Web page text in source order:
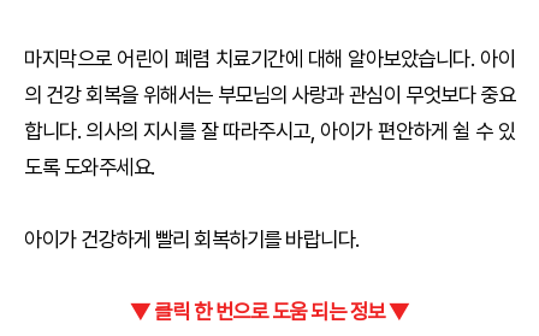
마지막으로 어린이 폐렴 치료기간에 대해 알아보았습니다. 아이
의 건강 회복을 위해서는 부모님의 사랑과 관심이 무엇보다 중요
합니다. 의사의 지시를 잘 따라주시고, 아이가 편안하게 쉴 수 있
도록 도와주세요.
아이가 건강하게 빨리 회복하기를 바랍니다.
▼ 클릭 한 번으로 도움 되는 정보 ▼